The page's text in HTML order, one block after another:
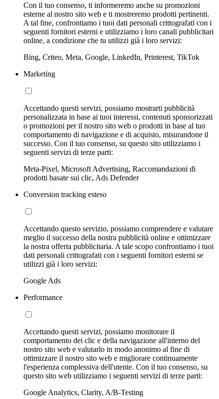
Con il tuo consenso, ti informeremo anche su promozioni
esterne al nostro sito web e ti mostreremo prodotti pertinenti.
A tal fine, confrontiamo i tuoi dati personali crittografati con i
seguenti fornitori esterni e utilizziamo i loro canali pubblicitari
online, a condizione che tu utilizzi già i loro servizi:
Bing, Criteo, Meta, Google, LinkedIn, Printerest, TikTok
Marketing
Accettando questi servizi, possiamo mostrarti pubblicità
personalizzata in base ai tuoi interessi, contenuti sponsorizzati
o promozioni per il nostro sito web o prodotti in base al tuo
comportamento di navigazione e di acquisto, misurandone il
successo. Con il tuo consenso, su questo sito utilizziamo i
seguenti servizi di terze parti:
Meta-Pixel, Microsoft Advertising, Raccomandazioni di
prodotti basate sui clic, Ads Defender
Conversion tracking esteso
Accettando questo servizio, possiamo comprendere e valutare
meglio il successo della nostra pubblicità online e ottimizzare
la nostra offerta pubblicitaria. A tale scopo confrontiamo i tuoi
dati personali crittografati con i seguenti fornitori esterni se
utilizzi già i loro servizi:
Google Ads
Performance
Accettando questi servizi, possiamo monitorare il
comportamento dei clic e della navigazione all'interno del
nostro sito web e valutarlo in modo anonimo al fine di
ottimizzare il nostro sito web e migliorare continuamente
l'esperienza complessiva dell'utente. Con il tuo consenso, su
questo sito web utilizziamo i seguenti servizi di terze parti:
Google Analytics, Clarity, A/B-Testing